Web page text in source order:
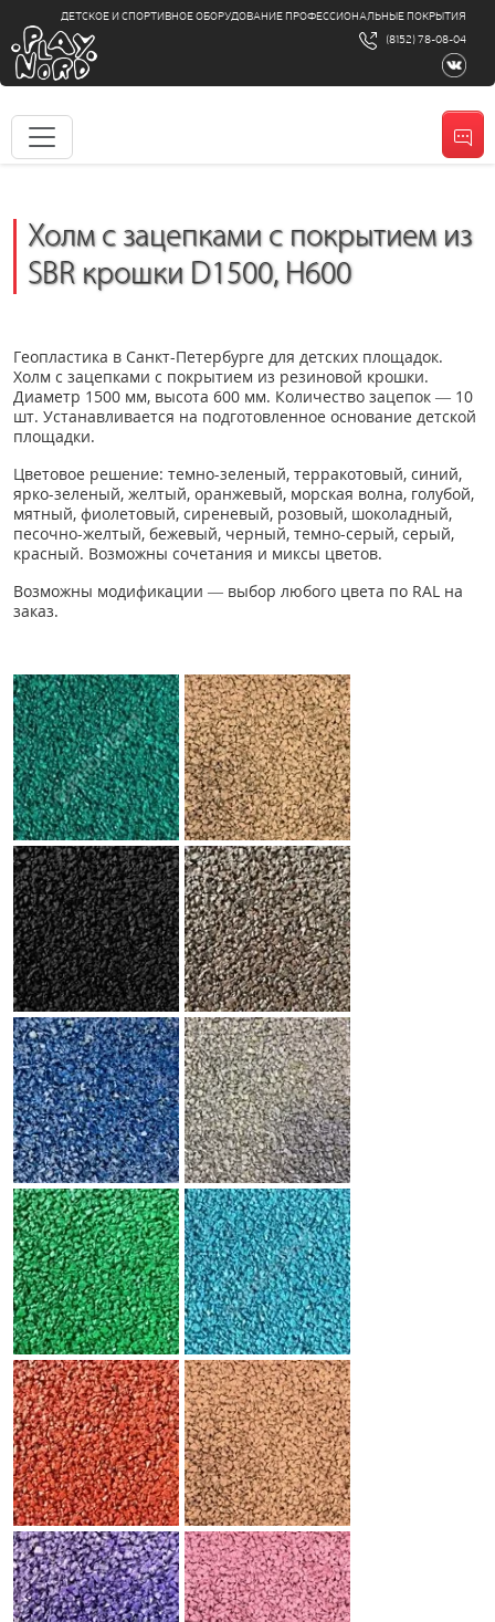
ДЕТСКОЕ И СПОРТИВНОЕ ОБОРУДОВАНИЕ ПРОФЕССИОНАЛЬНЫЕ ПОКРЫТИЯ
(8152) 78-08-04
Холм с зацепками с покрытием из
SBR крошки D1500, H600
Геопластика в Санкт-Петербурге для детских площадок.
Холм с зацепками с покрытием из резиновой крошки.
Диаметр 1500 мм, высота 600 мм. Количество зацепок — 10
шт. Устанавливается на подготовленное основание детской
площадки.
Цветовое решение: темно-зеленый, терракотовый, синий,
ярко-зеленый, желтый, оранжевый, морская волна, голубой,
мятный, фиолетовый, сиреневый, розовый, шоколадный,
песочно-желтый, бежевый, черный, темно-серый, серый,
красный. Возможны сочетания и миксы цветов.
Возможны модификации — выбор любого цвета по RAL на
заказ.